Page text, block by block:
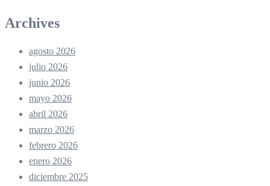
Archives
agosto 2026
julio 2026
junio 2026
mayo 2026
abril 2026
marzo 2026
febrero 2026
enero 2026
diciembre 2025